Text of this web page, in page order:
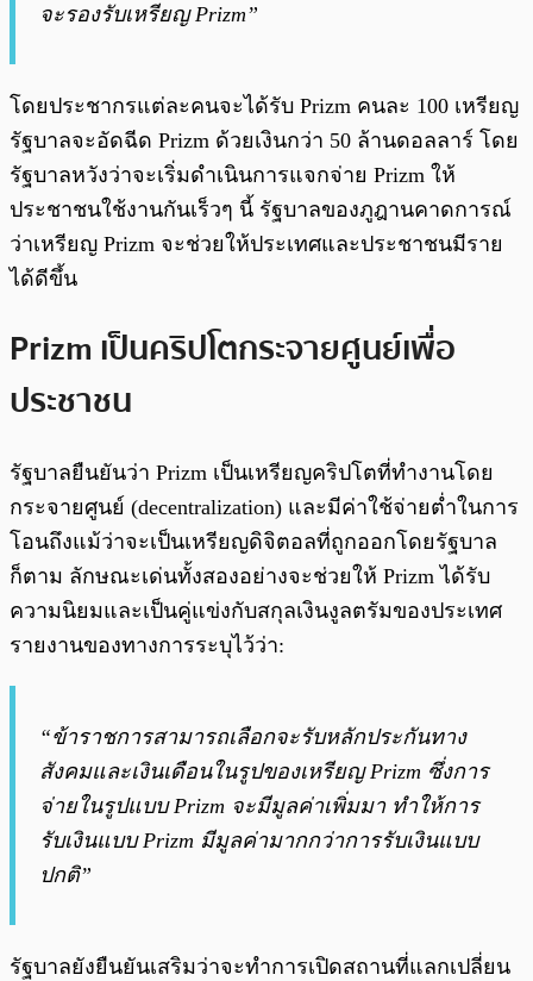
จะรองรับเหรียญ Prizm”
โดยประชากรแต่ละคนจะได้รับ Prizm คนละ 100 เหรียญ
รัฐบาลจะอัดฉีด Prizm ด้วยเงินกว่า 50 ล้านดอลลาร์ โดย
รัฐบาลหวังว่าจะเริ่มดำเนินการแจกจ่าย Prizm ให้
ประชาชนใช้งานกันเร็วๆ นี้ รัฐบาลของภูฎานคาดการณ์
ว่าเหรียญ Prizm จะช่วยให้ประเทศและประชาชนมีราย
ได้ดีขึ้น
Prizm เป็นคริปโตกระจายศูนย์เพื่อ
ประชาชน
รัฐบาลยืนยันว่า Prizm เป็นเหรียญคริปโตที่ทำงานโดย
กระจายศูนย์ (decentralization) และมีค่าใช้จ่ายต่ำในการ
โอนถึงแม้ว่าจะเป็นเหรียญดิจิตอลที่ถูกออกโดยรัฐบาล
ก็ตาม ลักษณะเด่นทั้งสองอย่างจะช่วยให้ Prizm ได้รับ
ความนิยมและเป็นคู่แข่งกับสกุลเงินงูลตรัมของประเทศ
รายงานของทางการระบุไว้ว่า:
“ข้าราชการสามารถเลือกจะรับหลักประกันทาง
สังคมและเงินเดือนในรูปของเหรียญ Prizm ซึ่งการ
จ่ายในรูปแบบ Prizm จะมีมูลค่าเพิ่มมา ทำให้การ
รับเงินแบบ Prizm มีมูลค่ามากกว่าการรับเงินแบบ
ปกติ”
รัฐบาลยังยืนยันเสริมว่าจะทำการเปิดสถานที่แลกเปลี่ยน